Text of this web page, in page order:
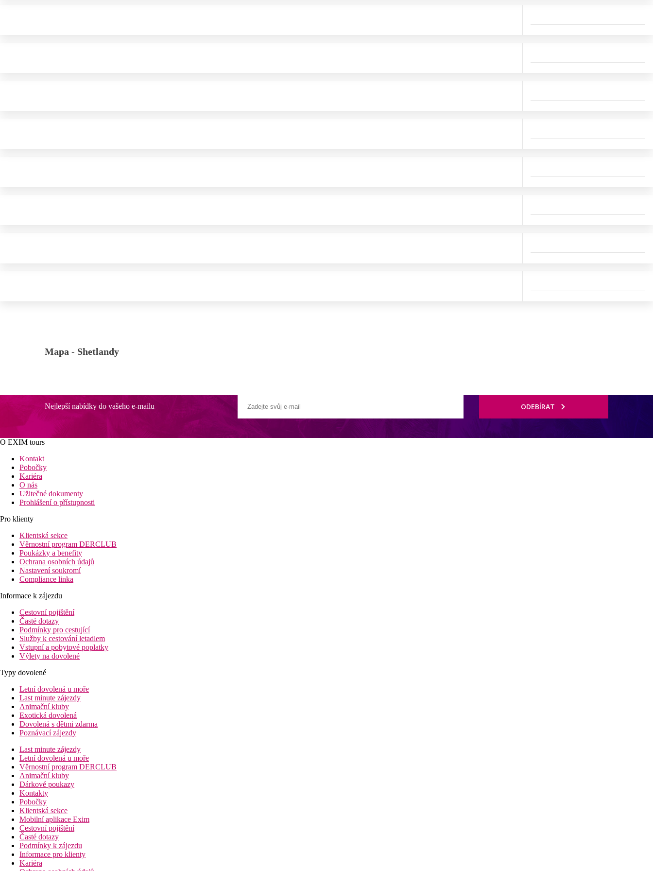
Mapa - Shetlandy
Nejlepší nabídky do vašeho e-mailu ODEBÍRAT
O EXIM tours
Kontakt
Pobočky
Kariéra
O nás
Užitečné dokumenty
Prohlášení o přístupnosti
Pro klienty
Klientská sekce
Věrnostní program DERCLUB
Poukázky a benefity
Ochrana osobních údajů
Nastavení soukromí
Compliance linka
Informace k zájezdu
Cestovní pojištění
Časté dotazy
Podmínky pro cestující
Služby k cestování letadlem
Vstupní a pobytové poplatky
Výlety na dovolené
Typy dovolené
Letní dovolená u moře
Last minute zájezdy
Animační kluby
Exotická dovolená
Dovolená s dětmi zdarma
Poznávací zájezdy
Last minute zájezdy
Letní dovolená u moře
Věrnostní program DERCLUB
Animační kluby
Dárkové poukazy
Kontakty
Pobočky
Klientská sekce
Mobilní aplikace Exim
Cestovní pojištění
Časté dotazy
Podmínky k zájezdu
Informace pro klienty
Kariéra